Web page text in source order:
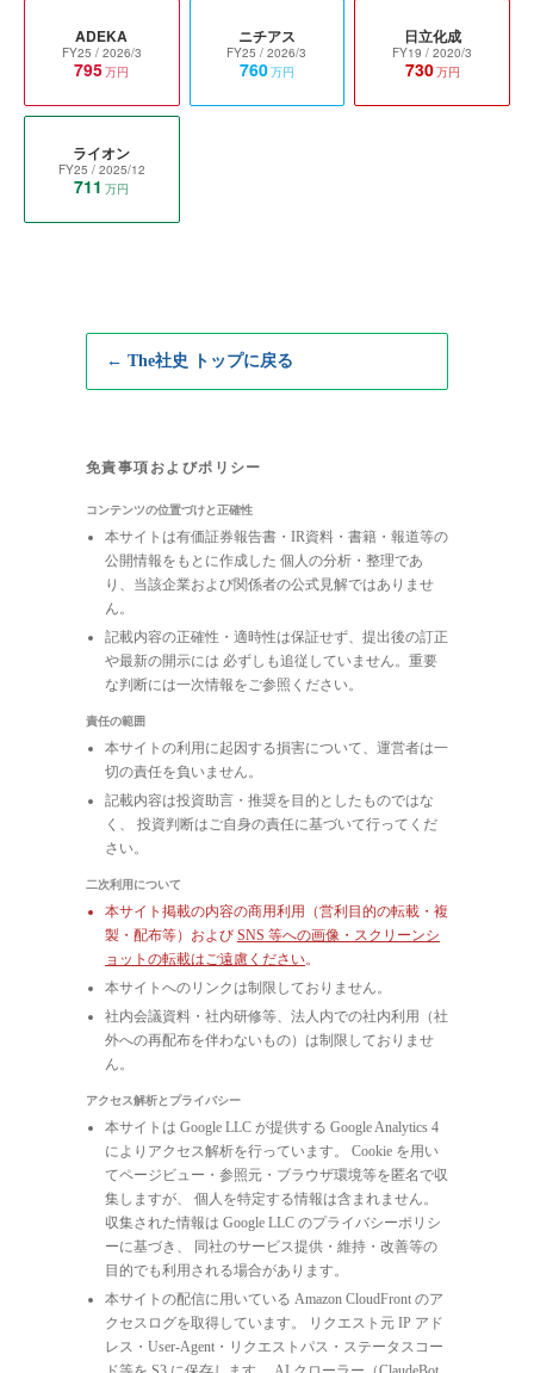
ADEKA
FY25 / 2026/3
795万円
ニチアス
FY25 / 2026/3
760万円
日立化成
FY19 / 2020/3
730万円
ライオン
FY25 / 2025/12
711 万円
← The社史 トップに戻る
免責事項およびポリシー
コンテンツの位置づけと正確性
本サイトは有価証券報告書・IR資料・書籍・報道等の
公開情報をもとに作成した 個人の分析・整理であ
り、当該企業および関係者の公式見解ではありませ
ん。
記載内容の正確性・適時性は保証せず、提出後の訂正
や最新の開示には 必ずしも追従していません。重要
な判断には一次情報をご参照ください。
責任の範囲
本サイトの利用に起因する損害について、運営者は一
切の責任を負いません。
記載内容は投資助言・推奨を目的としたものではな
く、 投資判断はご自身の責任に基づいて行ってくだ
さい。
二次利用について
本サイト掲載の内容の商用利用（営利目的の転載・複
製・配布等）および SNS 等への画像・スクリーンシ
ョットの転載はご遠慮ください。
本サイトへのリンクは制限しておりません。
社内会議資料・社内研修等、法人内での社内利用（社
外への再配布を伴わないもの）は制限しておりませ
ん。
アクセス解析とプライバシー
本サイトは Google LLC が提供する Google Analytics 4
によりアクセス解析を行っています。 Cookie を用い
てページビュー・参照元・ブラウザ環境等を匿名で収
集しますが、 個人を特定する情報は含まれません。
収集された情報は Google LLC のプライバシーポリシ
ーに基づき、 同社のサービス提供・維持・改善等の
目的でも利用される場合があります。
本サイトの配信に用いている Amazon CloudFront のア
クセスログを取得しています。 リクエスト元 IP アド
レス・User-Agent・リクエストパス・ステータスコー